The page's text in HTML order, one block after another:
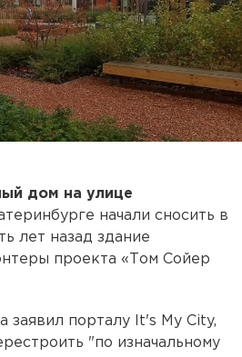
дом на улице
начали сносить в
лет назад здание
проекта «Том Сойер
заявил порталу It's My City,
"по изначальному